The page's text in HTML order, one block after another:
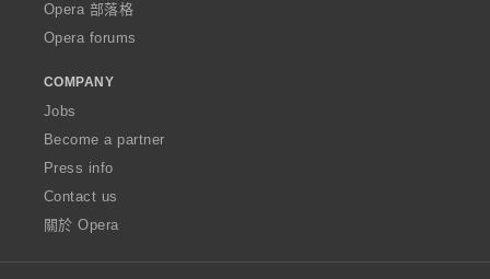
Opera 部落格
Opera forums
COMPANY
Jobs
Become a partner
Press info
Contact us
關於 Opera